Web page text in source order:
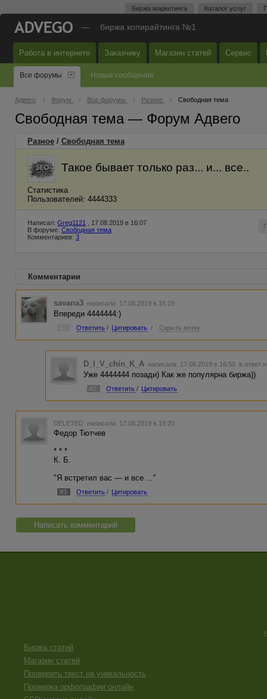
Биржа маркетинга Каталог услуг
— биржа копирайтинга №1
Работа в интернете Заказчику Магазин статей Сервис
Все форумы Новые сообщения
Адвего Форум Все форумы Разное Свободная тема
Свободная тема — Форум Адвего
Разное / Свободная тема
Такое бывает только раз... и... все..
Статистика
Пользователей: 4444333
Написал: Greg1121
, 17.08.2019 в 16:07
В форуме: Свободная тема
Комментариев: 3
Комментарии
savana3 написала 17.08.2019 в 16:19
Впереди 4444444:)
Ответить / Цитировать / Скрыть ветку
D_I_V_chin_K_A написала 17.08.2019 в 16:50 в ответ
Уже 4444444 позади) Как же популярна биржа))
#2 Ответить / Цитировать
DELETED написала 17.08.2019 в 19:20
Федор Тютчев
* * *
К. Б.
"Я встретил вас — и все ..."
#3 Ответить / Цитировать
Написать комментарий
Биржа статей
Магазин статей
Проверить текст на уникальность
Проверка орфографии онлайн